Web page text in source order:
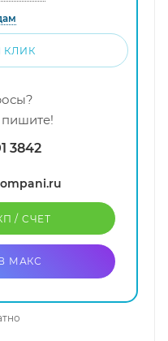
КЛИК
3842
/ CЧЕТ
МАКС